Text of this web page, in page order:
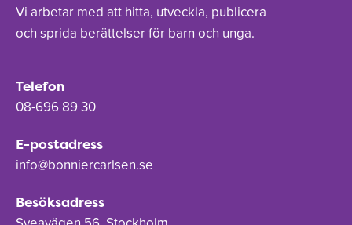
Vi arbetar med att hitta, utveckla, publicera
och sprida berättelser för barn och unga.
Telefon
08-696 89 30
E-postadress
info@bonniercarlsen.se
Besöksadress